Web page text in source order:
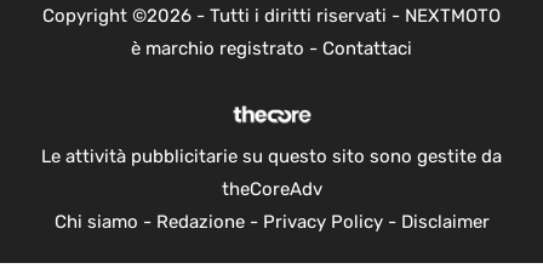
Copyright ©2026 - Tutti i diritti riservati - NEXTMOTO
è marchio registrato - Contattaci
Le attività pubblicitarie su questo sito sono gestite da
theCoreAdv
Chi siamo - Redazione- Privacy Policy- Disclaimer